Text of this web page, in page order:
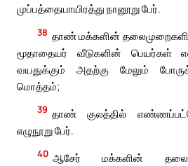
முப்பத்தையாயிரத்து நானூறு பேர்.
38 தாண் மக்களின்
மூதாதையர் வீடுகளின் பெயர்கள்
வயதுக்கும் அதற்கு மேலும்
மொத்தம்;
39 தாண் குலத்தில்
எழுநூறு பேர்.
40 ஆசேர் மக்களின்